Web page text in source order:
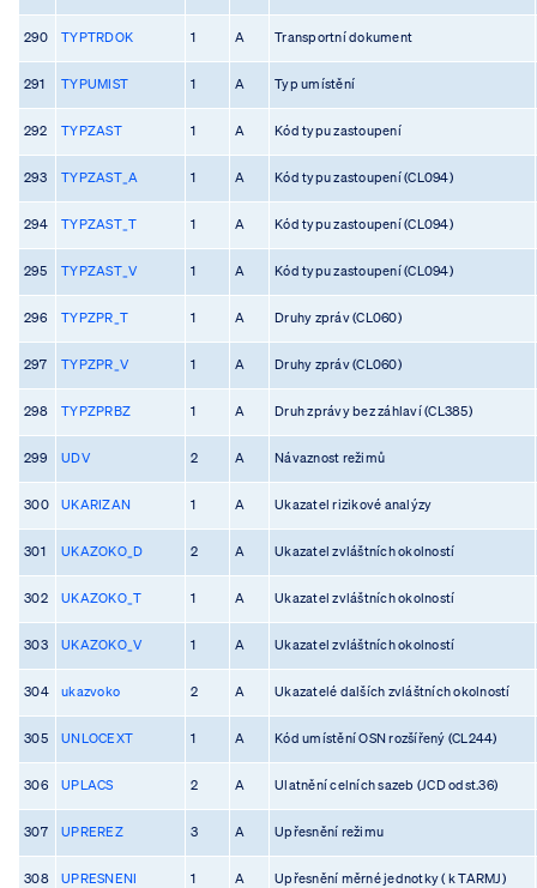
290 TYPTRDOK 1 A Transportní dokument
291 TYPUMIST 1 A Typ umístění
292 TYPZAST 1 A Kód typu zastoupení
293 TYPZAST_A 1 A Kód typu zastoupení (CL094)
294 TYPZAST_T 1 A Kód typu zastoupení (CL094)
295 TYPZAST_V 1 A Kód typu zastoupení (CL094)
296 TYPZPR_T 1 A Druhy zpráv (CL060)
297 TYPZPR_V 1 A Druhy zpráv (CL060)
298 TYPZPRBZ 1 A Druh zprávy bez záhlaví (CL385)
299 UDV 2 A Návaznost režimů
300 UKARIZAN 1 A Ukazatel rizikové analýzy
301 UKAZOKO_D 2 A Ukazatel zvláštních okolností
302 UKAZOKO_T 1 A Ukazatel zvláštních okolností
303 UKAZOKO_V 1 A Ukazatel zvláštních okolností
304 ukazvoko 2 A Ukazatelé dalších zvláštních okolností
305 UNLOCEXT 1 A Kód umístění OSN rozšířený (CL244)
306 UPLACS 2 A Ulatnění celních sazeb (JCD odst.36)
307 UPREREZ 3 A Upřesnění režimu
308 UPRESNENI 1 A Upřesnění měrné jednotky ( k TARMJ)